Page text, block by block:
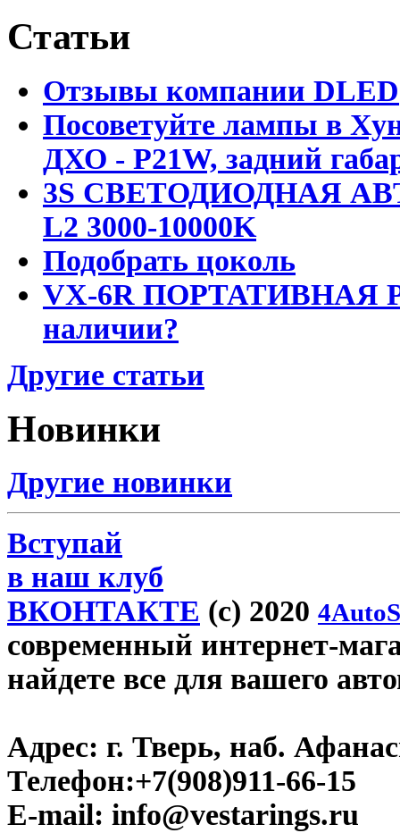
Статьи
Отзывы компании DLED
Посоветуйте лампы в
ДХО - P21W, задний
3S СВЕТОДИОДНАЯ
L2 3000-10000K
Подобрать цоколь
VX-6R ПОРТАТИВНАЯ
наличии?
Другие статьи
Новинки
Другие новинки
Вступай
в наш клуб
ВКОНТАКТЕ (c) 2020
современный интернет-
найдете все для вашего
Адрес: г. Тверь, наб.
Телефон:+7(908)911-66-15
E-mail: info@vestarings.ru